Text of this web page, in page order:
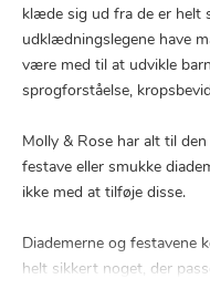
klæde sig ud fra de er helt
udklædningslegene have
være med til at udvikle
sprogforståelse,
Molly & Rose har alt til
festave eller smukke
ikke med at tilføje disse.
Diademerne og festavene
helt sikkert noget, der